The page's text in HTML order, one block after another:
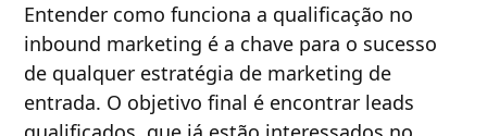
Entender como funciona a qualificação no
inbound marketing é a chave para o sucesso
de qualquer estratégia de marketing de
entrada. O objetivo final é encontrar leads